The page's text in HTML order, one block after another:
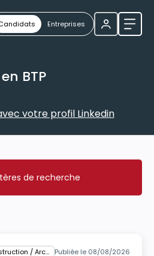
Entreprises
BTP
Rechercher avec votre
votre profil Linkedin
Vos critères de recherche
de recherche
BTP / Matériaux de construction / Architecture Publiée le 08/08/2026